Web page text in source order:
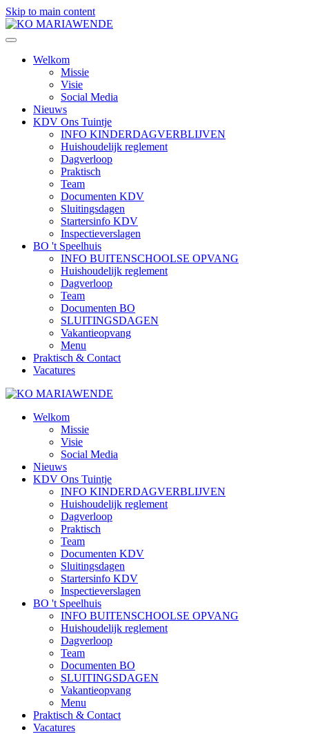
Skip to main content
Welkom
Missie
Visie
Social Media
Nieuws
KDV Ons Tuintje
INFO KINDERDAGVERBLIJVEN
Huishoudelijk reglement
Dagverloop
Praktisch
Team
Documenten KDV
Sluitingsdagen
Startersinfo KDV
Inspectieverslagen
BO 't Speelhuis
INFO BUITENSCHOOLSE OPVANG
Huishoudelijk reglement
Dagverloop
Team
Documenten BO
SLUITINGSDAGEN
Vakantieopvang
Menu
Praktisch & Contact
Vacatures
Welkom
Missie
Visie
Social Media
Nieuws
KDV Ons Tuintje
INFO KINDERDAGVERBLIJVEN
Huishoudelijk reglement
Dagverloop
Praktisch
Team
Documenten KDV
Sluitingsdagen
Startersinfo KDV
Inspectieverslagen
BO 't Speelhuis
INFO BUITENSCHOOLSE OPVANG
Huishoudelijk reglement
Dagverloop
Team
Documenten BO
SLUITINGSDAGEN
Vakantieopvang
Menu
Praktisch & Contact
Vacatures